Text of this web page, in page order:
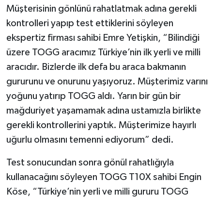
Müşterisinin gönlünü rahatlatmak adına gerekli
kontrolleri yapıp test ettiklerini söyleyen
ekspertiz firması sahibi Emre Yetişkin, “Bilindiği
üzere TOGG aracımız Türkiye’nin ilk yerli ve milli
aracıdır. Bizlerde ilk defa bu araca bakmanın
gururunu ve onurunu yaşıyoruz. Müşterimiz varını
yoğunu yatırıp TOGG aldı. Yarın bir gün bir
mağduriyet yaşamamak adına ustamızla birlikte
gerekli kontrollerini yaptık. Müşterimize hayırlı
uğurlu olmasını temenni ediyorum” dedi.
Test sonucundan sonra gönül rahatlığıyla
kullanacağını söyleyen TOGG T10X sahibi Engin
Köse, “Türkiye’nin yerli ve milli gururu TOGG